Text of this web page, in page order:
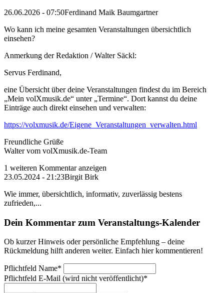
26.06.2026 - 07:50Ferdinand Maik Baumgartner
Wo kann ich meine gesamten Veranstaltungen übersichtlich
einsehen?
Anmerkung der Redaktion /Walter Säckl:
Servus Ferdinand,
eine Übersicht über deine Veranstaltungen findest du im Bereich
„Mein volXmusik.de“ unter „Termine“. Dort kannst du deine
Einträge auch direkt einsehen und verwalten:
https://volxmusik.de/Eigene_Veranstaltungen_verwalten.html
Freundliche Grüße
Walter vom volXmusik.de-Team
1 weiteren Kommentar anzeigen
23.05.2024 - 21:23Birgit Birk
Wie immer, übersichtlich, informativ, zuverlässig bestens
zufrieden,...
Dein Kommentar zum Veranstaltungs-Kalender
Ob kurzer Hinweis oder persönliche Empfehlung – deine
Rückmeldung hilft anderen weiter. Einfach hier kommentieren!
Pflichtfeld Name*
Pflichtfeld E-Mail (wird nicht veröffentlicht)*